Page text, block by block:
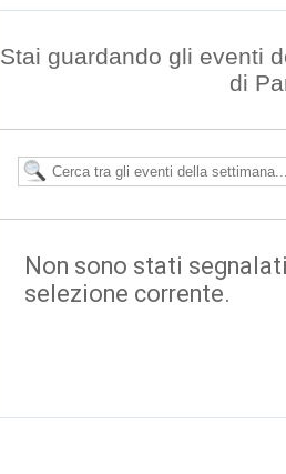
Stai guardando gli eventi
di
Non sono stati
selezione corrente.